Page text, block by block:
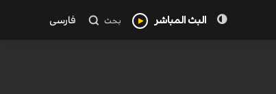
البث المباشر بحث فارسی